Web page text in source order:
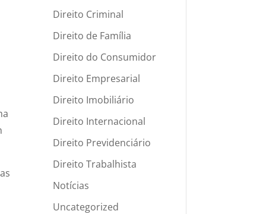
Direito Criminal
Direito de Família
Direito do Consumidor
Direito Empresarial
Direito Imobiliário
Direito Internacional
Direito Previdenciário
Direito Trabalhista
Notícias
Uncategorized